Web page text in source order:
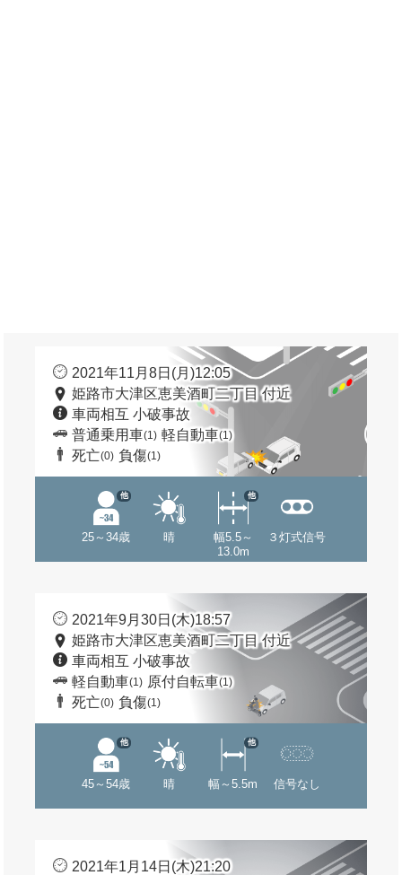
2021年11月8日(月)12:05
姫路市大津区恵美酒町二丁目 付近
車両相互 小破事故
普通乗用車(1) 軽自動車(1)
死亡(0) 負傷(1)
25～34歳
他
晴
幅5.5～
13.0m
他
３灯式信号
2021年9月30日(木)18:57
姫路市大津区恵美酒町二丁目 付近
車両相互 小破事故
軽自動車(1) 原付自転車(1)
死亡(0) 負傷(1)
45～54歳
他
晴 幅～5.5m
他
信号なし
2021年1月14日(木)21:20